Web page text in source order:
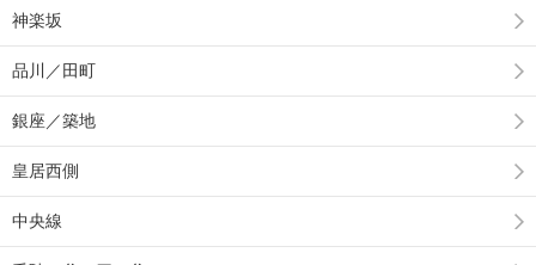
神楽坂
品川／田町
銀座／築地
皇居西側
中央線